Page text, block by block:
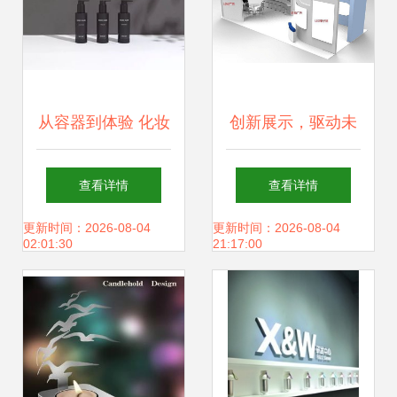
从容器到体验 化妆
品包装的系列创意
如何赋能品牌网站
设计之美
查看详情
更新时间：2026-08-04
02:01:30
创新展示，驱动未
来 SAREN创意设
计视角下的工厂展
厅布局之道
查看详情
更新时间：2026-08-04
21:17:00